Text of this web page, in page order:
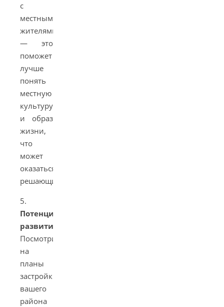
с
местными
жителями
— это
поможет
лучше
понять
местную
культуру
и образ
жизни,
что
может
оказаться
решающим.
5.
Потенциал
развития
Посмотрите
на
планы
застройки
вашего
района